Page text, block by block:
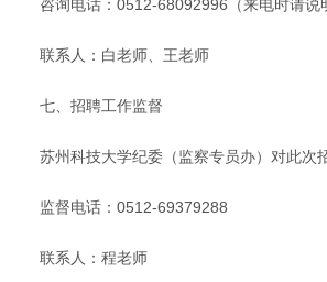
咨询电话：0512-68092996（来电时请说
联系人：白老师、王老师
七、招聘工作监督
苏州科技大学纪委（监察专员办）对此次
监督电话：0512-69379288
联系人：程老师